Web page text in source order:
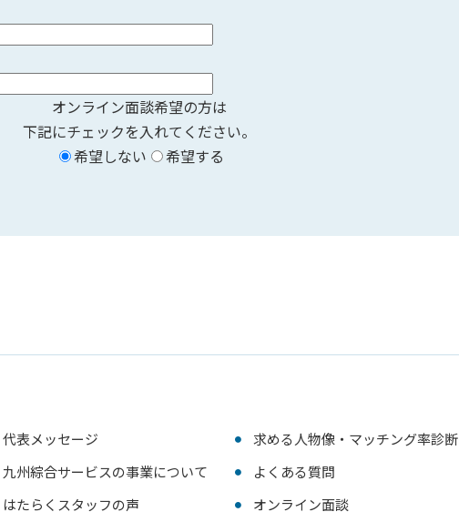
オンライン面談希望の方は
下記にチェックを入れてください。
希望しない
希望する
代表メッセージ
九州綜合サービスの事業について
はたらくスタッフの声
求める人物像・マッチング率診断
よくある質問
オンライン面談